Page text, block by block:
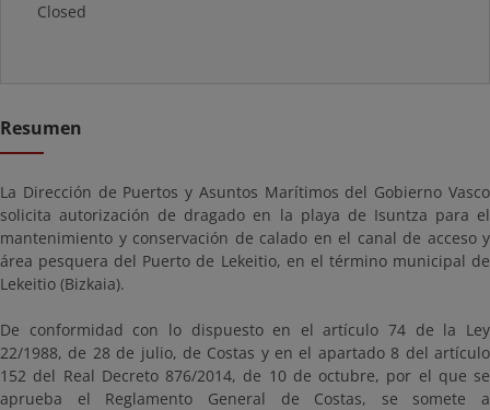
Closed
Resumen
La Dirección de Puertos y Asuntos Marítimos del Gobierno Vasco
solicita autorización de dragado en la playa de Isuntza para el
mantenimiento y conservación de calado en el canal de acceso y
área pesquera del Puerto de Lekeitio, en el término municipal de
Lekeitio (Bizkaia).
De conformidad con lo dispuesto en el artículo 74 de la Ley
22/1988, de 28 de julio, de Costas y en el apartado 8 del artículo
152 del Real Decreto 876/2014, de 10 de octubre, por el que se
aprueba el Reglamento General de Costas, se somete a